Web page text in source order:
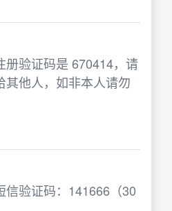
册验证码是 670414，请
其他人，如非本人请勿
信验证码：141666（30